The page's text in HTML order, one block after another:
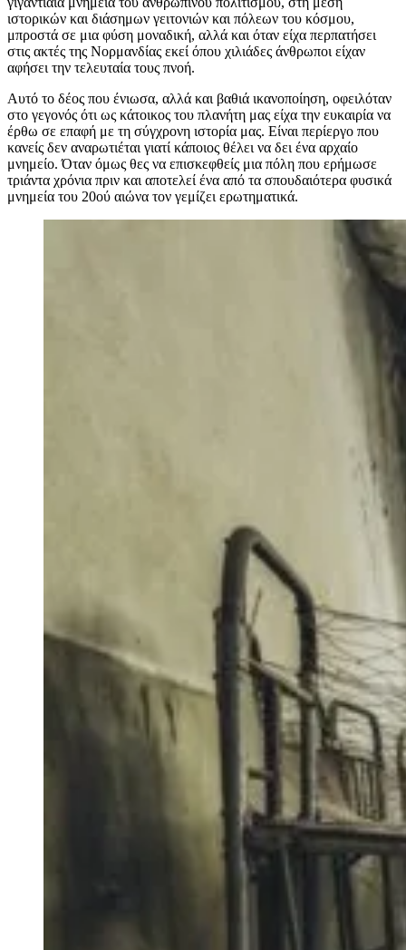
ιστορικών και διάσημων γειτονιών και πόλεων του κόσμου,
μπροστά σε μια φύση μοναδική, αλλά και όταν είχα περπατήσει
στις ακτές της Νορμανδίας εκεί όπου χιλιάδες άνθρωποι είχαν
αφήσει την τελευταία τους πνοή.
Αυτό το δέος που ένιωσα, αλλά και βαθιά ικανοποίηση, οφειλόταν
στο γεγονός ότι ως κάτοικος του πλανήτη μας είχα την ευκαιρία να
έρθω σε επαφή με τη σύγχρονη ιστορία μας. Είναι περίεργο που
κανείς δεν αναρωτιέται γιατί κάποιος θέλει να δει ένα αρχαίο
μνημείο. Όταν όμως θες να επισκεφθείς μια πόλη που ερήμωσε
τριάντα χρόνια πριν και αποτελεί ένα από τα σπουδαιότερα φυσικά
μνημεία του 20ού αιώνα τον γεμίζει ερωτηματικά.